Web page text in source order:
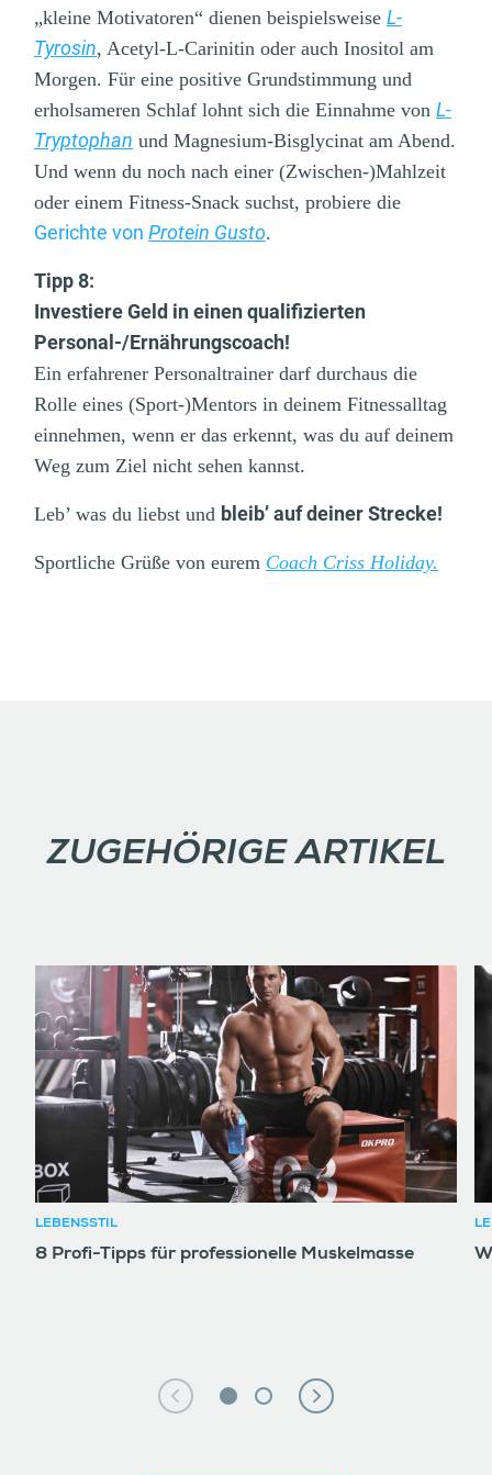
„kleine Motivatoren“ dienen beispielsweise L-
Tyrosin, Acetyl-L-Carinitin oder auch Inositol am
Morgen. Für eine positive Grundstimmung und
erholsameren Schlaf lohnt sich die Einnahme von L-
Tryptophan und Magnesium-Bisglycinat am Abend.
Und wenn du noch nach einer (Zwischen-)Mahlzeit
oder einem Fitness-Snack suchst, probiere die
Gerichte von Protein Gusto.
Tipp 8:
Investiere Geld in einen qualifizierten
Personal-/Ernährungscoach!
Ein erfahrener Personaltrainer darf durchaus die
Rolle eines (Sport-)Mentors in deinem Fitnessalltag
einnehmen, wenn er das erkennt, was du auf deinem
Weg zum Ziel nicht sehen kannst.
Leb’ was du liebst und bleib’ auf deiner Strecke!
Sportliche Grüße von eurem Coach Criss Holiday.
ZUGEHÖRIGE ARTIKEL
LEBENSSTIL
8 Profi-Tipps für professionelle Muskelmasse